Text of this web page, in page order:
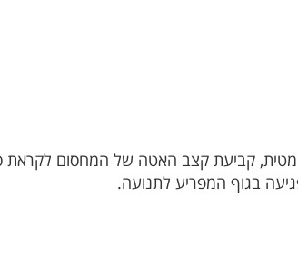
קביעת קצב האטה של המחסום
בגוף המפריע לתנועה.